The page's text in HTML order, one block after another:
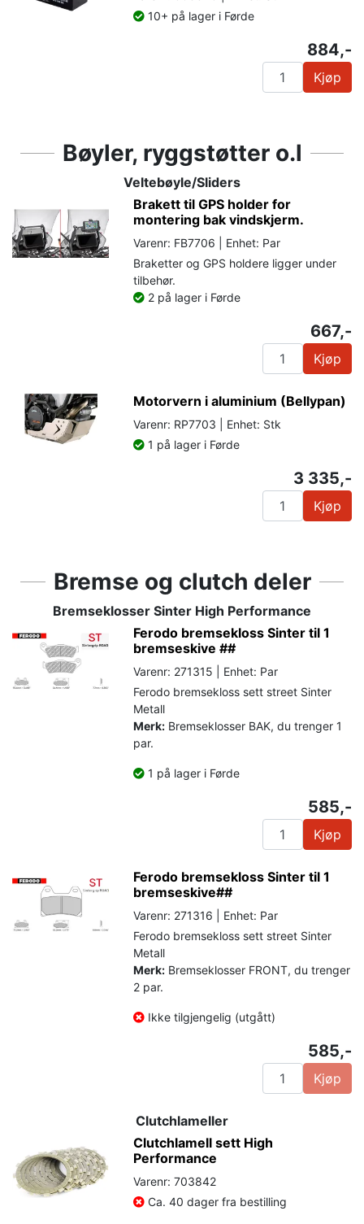
10+ på lager i Førde
884,-
Kjøp
Bøyler, ryggstøtter o.l
Veltebøyle/Sliders
Brakett til GPS holder for
montering bak vindskjerm.
Varenr: FB7706 | Enhet: Par
Braketter og GPS holdere ligger under
tilbehør.
2 på lager i Førde
667,-
Kjøp
Motorvern i aluminium (Bellypan)
Varenr: RP7703 | Enhet: Stk
1 på lager i Førde
3 335,-
Kjøp
Bremse og clutch deler
Bremseklosser Sinter High Performance
Ferodo bremsekloss Sinter til 1
bremseskive ##
Varenr: 271315 | Enhet: Par
Ferodo bremsekloss sett street Sinter
Metall
Merk: Bremseklosser BAK, du trenger 1
par.
1 på lager i Førde
585,-
Kjøp
Ferodo bremsekloss Sinter til 1
bremseskive##
Varenr: 271316 | Enhet: Par
Ferodo bremsekloss sett street Sinter
Metall
Merk: Bremseklosser FRONT, du trenger
2 par.
Ikke tilgjengelig (utgått)
585,-
Kjøp
Clutchlameller
Clutchlamell sett High
Performance
Varenr: 703842
Ca. 40 dager fra bestilling